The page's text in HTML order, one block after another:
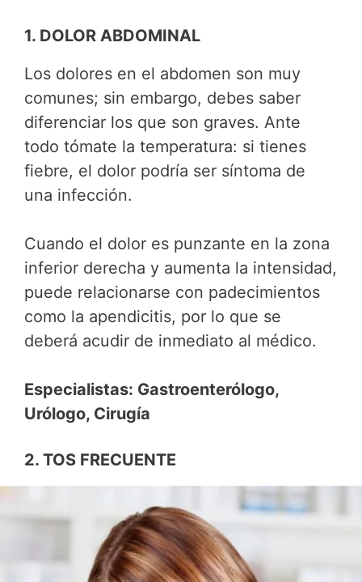
1. DOLOR ABDOMINAL
Los dolores en el abdomen son muy
comunes; sin embargo, debes saber
diferenciar los que son graves. Ante
todo tómate la temperatura: si tienes
fiebre, el dolor podría ser síntoma de
una infección.
Cuando el dolor es punzante en la zona
inferior derecha y aumenta la intensidad,
puede relacionarse con padecimientos
como la apendicitis, por lo que se
deberá acudir de inmediato al médico.
Especialistas: Gastroenterólogo,
Urólogo, Cirugía
2. TOS FRECUENTE